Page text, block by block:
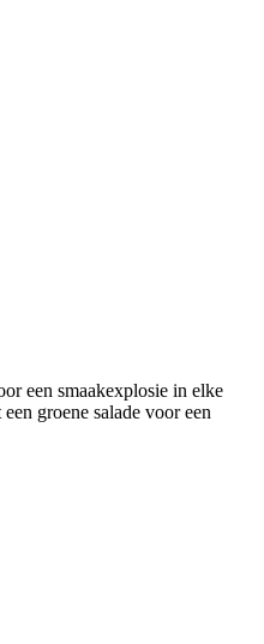
een smaakexplosie in elke
groene salade voor een